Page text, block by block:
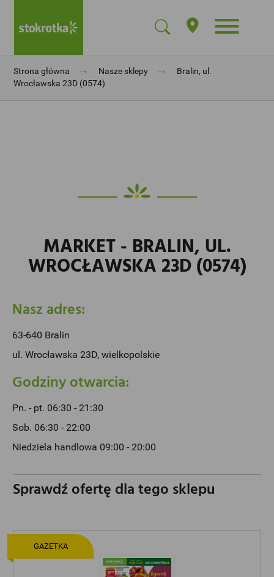
Strona główna → Nasze sklepy →
Bralin, ul.
Wrocławska 23D (0574)
MARKET - BRALIN, UL.
WROCŁAWSKA 23D (0574)
Nasz adres:
63-640 Bralin
ul. Wrocławska 23D, wielkopolskie
Godziny otwarcia:
Pn. - pt. 06:30 - 21:30
Sob. 06:30 - 22:00
Niedziela handlowa 09:00 - 20:00
Sprawdź ofertę dla tego sklepu
GAZETKA